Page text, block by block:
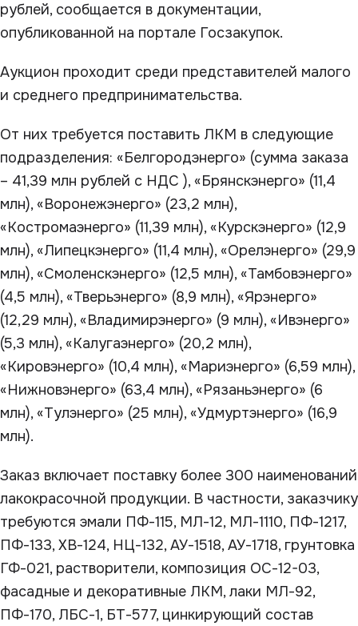
рублей, сообщается в документации,
опубликованной на портале Госзакупок.
Аукцион проходит среди представителей малого
и среднего предпринимательства.
От них требуется поставить ЛКМ в следующие
подразделения: «Белгородэнерго» (сумма заказа
– 41,39 млн рублей с НДС ), «Брянскэнерго» (11,4
млн), «Воронежэнерго» (23,2 млн),
«Костромаэнерго» (11,39 млн), «Курскэнерго» (12,9
млн), «Липецкэнерго» (11,4 млн), «Орелэнерго» (29,9
млн), «Смоленскэнерго» (12,5 млн), «Тамбовэнерго»
(4,5 млн), «Тверьэнерго» (8,9 млн), «Ярэнерго»
(12,29 млн), «Владимирэнерго» (9 млн), «Ивэнерго»
(5,3 млн), «Калугаэнерго» (20,2 млн),
«Кировэнерго» (10,4 млн), «Мариэнерго» (6,59 млн),
«Нижновэнерго» (63,4 млн), «Рязаньэнерго» (6
млн), «Тулэнерго» (25 млн), «Удмуртэнерго» (16,9
млн).
Заказ включает поставку более 300 наименований
лакокрасочной продукции. В частности, заказчику
требуются эмали ПФ-115, МЛ-12, МЛ-1110, ПФ-1217,
ПФ-133, ХВ-124, НЦ-132, АУ-1518, АУ-1718, грунтовка
ГФ-021, растворители, композиция ОС-12-03,
фасадные и декоративные ЛКМ, лаки МЛ-92,
ПФ-170, ЛБС-1, БТ-577, цинкирующий состав